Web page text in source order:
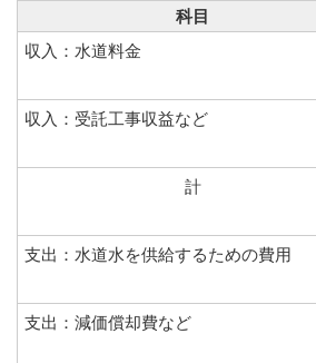
科目
収入：水道料金
収入：受託工事収益など
計
支出：水道水を供給するための費用
支出：減価償却費など